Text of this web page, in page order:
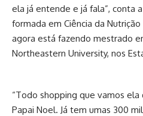
ela já entende e já fala”, conta
formada em Ciência da
agora está fazendo mestrado
Northeastern University, nos
“Todo shopping que vamos
Papai Noel. Já tem umas 300